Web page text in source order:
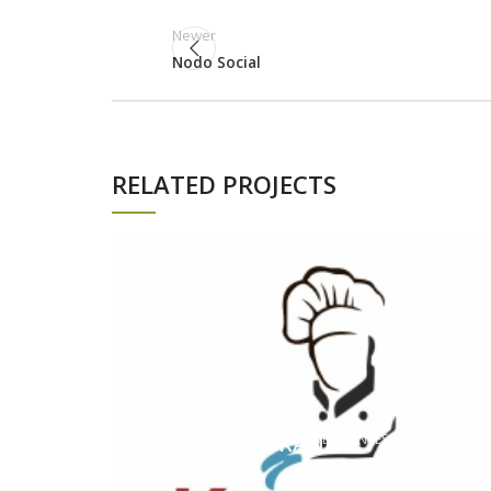
Newer
Nodo Social
RELATED PROJECTS
CARTERA DE CLIENTES
KANEPE